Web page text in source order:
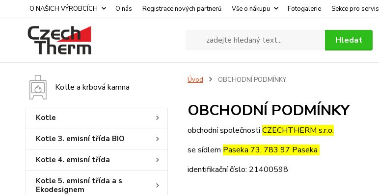
O NAŠICH VÝROBCÍCH O nás Registrace nových partnerů Vše o nákupu Fotogalerie Sekce pro servis
Hledat
Kotle a krbová kamna
Kotle
Kotle 3. emisní třída BIO
Kotle 4. emisní třída
Kotle 5. emisní třída a s
Ekodesignem
Úvod OBCHODNÍ PODMÍNKY
OBCHODNÍ PODMÍNKY
obchodní společnosti CZECHTHERM s.r.o.
se sídlem Paseka 73, 783 97 Paseka
identifikační číslo: 21400598